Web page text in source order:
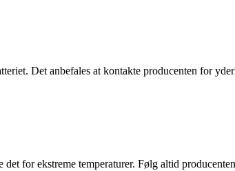
Det anbefales at kontakte producenten for
for ekstreme temperaturer. Følg altid